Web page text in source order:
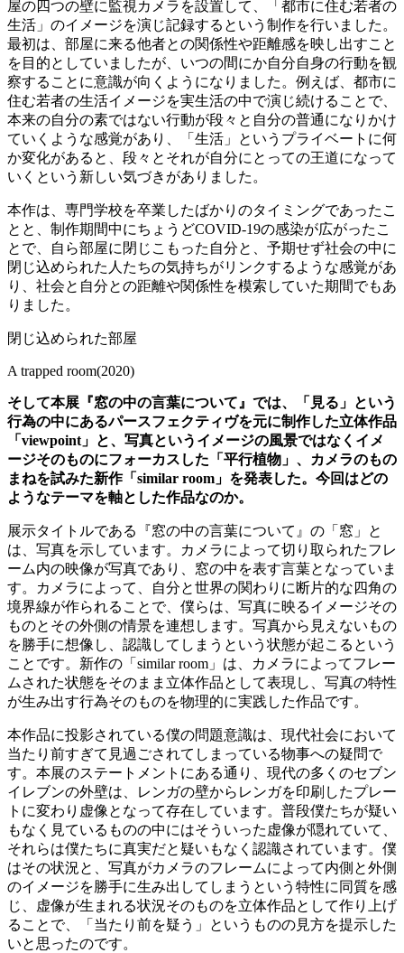
屋の四つの壁に監視カメラを設置して、「都市に住む若者の
生活」のイメージを演じ記録するという制作を行いました。
最初は、部屋に来る他者との関係性や距離感を映し出すこと
を目的としていましたが、いつの間にか自分自身の行動を観
察することに意識が向くようになりました。例えば、都市に
住む若者の生活イメージを実生活の中で演じ続けることで、
本来の自分の素ではない行動が段々と自分の普通になりかけ
ていくような感覚があり、「生活」というプライベートに何
か変化があると、段々とそれが自分にとっての王道になって
いくという新しい気づきがありました。
本作は、専門学校を卒業したばかりのタイミングであったこ
とと、制作期間中にちょうどCOVID-19の感染が広がったこ
とで、自ら部屋に閉じこもった自分と、予期せず社会の中に
閉じ込められた人たちの気持ちがリンクするような感覚があ
り、社会と自分との距離や関係性を模索していた期間でもあ
りました。
閉じ込められた部屋
A trapped room(2020)
そして本展『窓の中の言葉について』では、「見る」という
行為の中にあるパースフェクティヴを元に制作した立体作品
「 viewpoint 」と、写真というイメージの風景ではなくイメ
ージそのものにフォーカスした「平行植物」、カメラのもの
まねを試みた新作「 similar room 」を発表した。今回はどの
ようなテーマを軸とした作品なのか。
展示タイトルである『窓の中の言葉について』の「窓」と
は、写真を示しています。カメラによって切り取られたフレ
ーム内の映像が写真であり、窓の中を表す言葉となっていま
す。カメラによって、自分と世界の関わりに断片的な四角の
境界線が作られることで、僕らは、写真に映るイメージその
ものとその外側の情景を連想します。写真から見えないもの
を勝手に想像し、認識してしまうという状態が起こるという
ことです。新作の「 similar room 」は、カメラによってフレー
ムされた状態をそのまま立体作品として表現し、写真の特性
が生み出す行為そのものを物理的に実践した作品です。
本作品に投影されている僕の問題意識は、現代社会において
当たり前すぎて見過ごされてしまっている物事への疑問で
す。本展のステートメントにある通り、現代の多くのセブン
イレブンの外壁は、レンガの壁からレンガを印刷したプレー
トに変わり虚像となって存在しています。普段僕たちが疑い
もなく見ているものの中にはそういった虚像が隠れていて、
それらは僕たちに真実だと疑いもなく認識されています。僕
はその状況と、写真がカメラのフレームによって内側と外側
のイメージを勝手に生み出してしまうという特性に同質を感
じ、虚像が生まれる状況そのものを立体作品として作り上げ
ることで、「当たり前を疑う」というものの見方を提示した
いと思ったのです。